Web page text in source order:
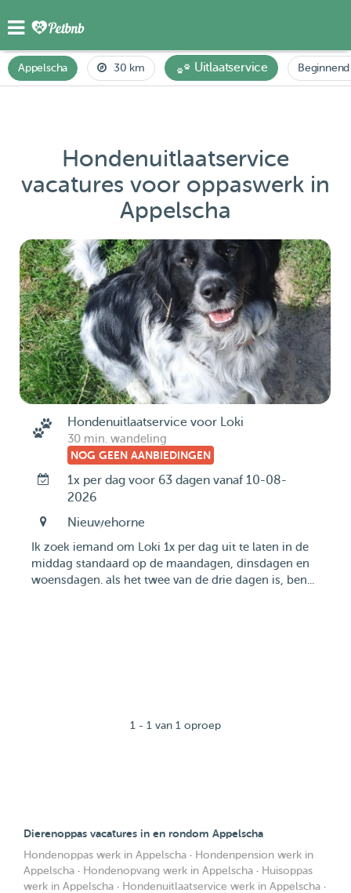
Appelscha 30 km Uitlaatservice
Hondenuitlaatservice
vacatures voor oppaswerk in
Appelscha
Hondenuitlaatservice voor Loki
30 min. wandeling
NOG GEEN AANBIEDINGEN
1x per dag voor 63 dagen vanaf 10-08-
2026
Nieuwehorne
Ik zoek iemand om Loki 1x per dag uit te laten in de
middag standaard op de maandagen, dinsdagen en
woensdagen. als het twee van de drie dagen is, ben...
1 - 1 van 1 oproep
Dierenoppas vacatures in en rondom Appelscha
Hondenoppas werk in Appelscha · Hondenpension werk in
Appelscha · Hondenopvang werk in Appelscha · Huisoppas
werk in Appelscha · Hondenuitlaatservice werk in Appelscha ·